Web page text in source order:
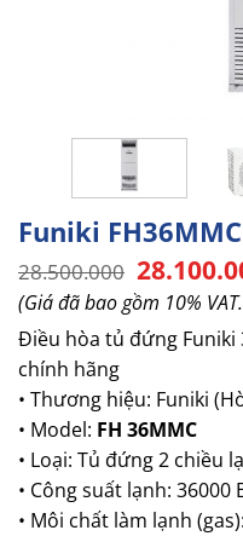
Funiki
28.500.000 Giá
gốc
là:
(Giá đã bao gồm 10%
Điều hòa tủ đứng Funiki
chính hãng
• Thương hiệu: Funiki
• Model: FH 36MMC
• Loại: Tủ đứng 2 chiều
• Công suất lạnh: 36000
• Môi chất làm lạnh